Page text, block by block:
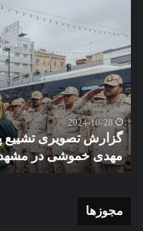
تشییع
پیکر
مطهر
شهید
امنیت
ستوانیکم
مهدی
خموشی
در
2024-10-28
گزارش تصویری تشییع
مهدی خموشی در
مجوزها